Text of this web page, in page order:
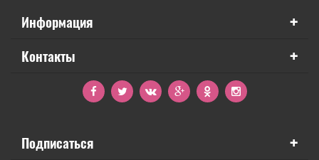
Информация +
Контакты +
Подписаться +